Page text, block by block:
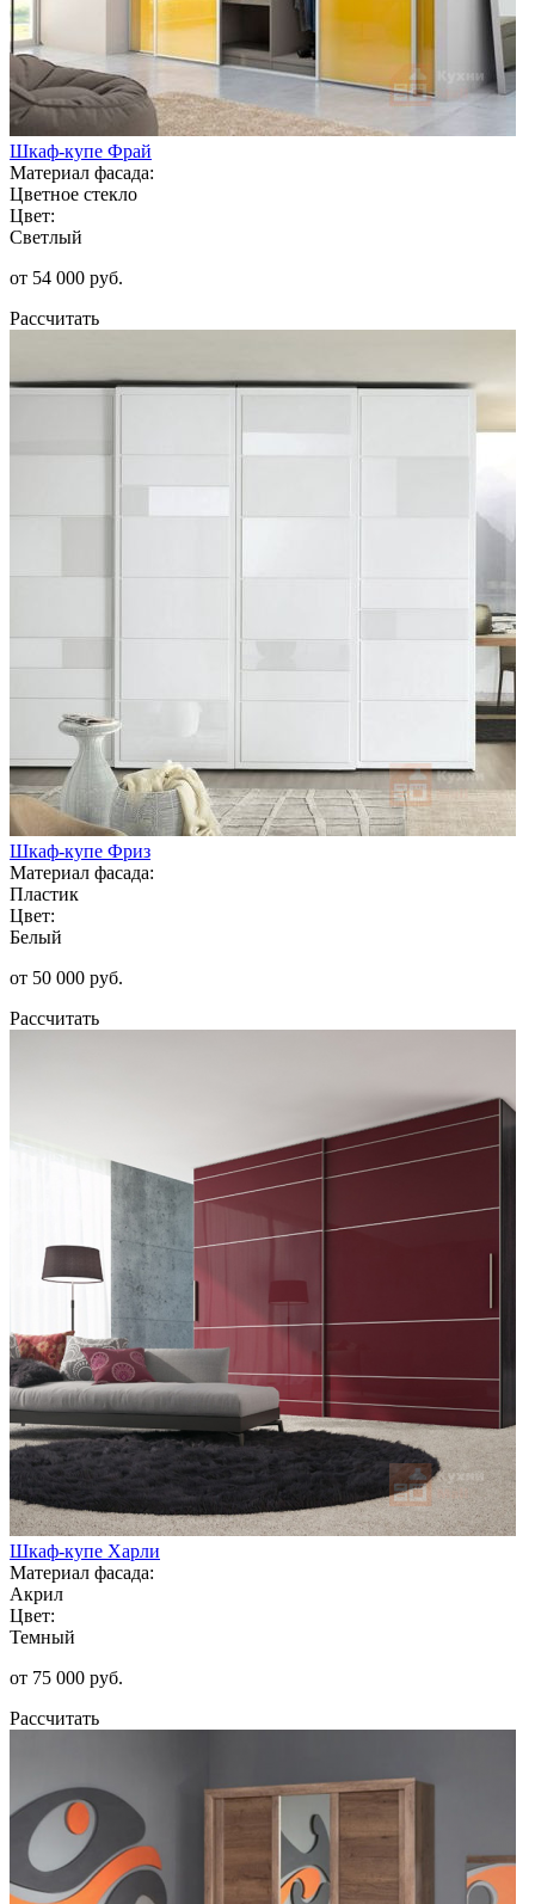
Шкаф-купе Фрай
Материал фасада:
Цветное стекло
Цвет:
Светлый
от 54 000 руб.
Рассчитать
Шкаф-купе Фриз
Материал фасада:
Пластик
Цвет:
Белый
от 50 000 руб.
Рассчитать
Шкаф-купе Харли
Материал фасада:
Акрил
Цвет:
Темный
от 75 000 руб.
Рассчитать